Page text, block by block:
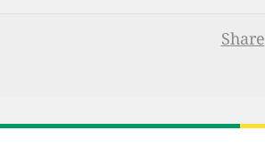
Share